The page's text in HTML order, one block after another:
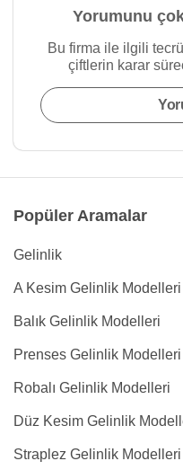
Yorumunu
Bu firma ile ilgili
çiftlerin karar
Popüler Aramalar
Gelinlik
A Kesim Gelinlik Modelleri
Balık Gelinlik Modelleri
Prenses Gelinlik Modelleri
Robalı Gelinlik Modelleri
Düz Kesim Gelinlik
Straplez Gelinlik Modelleri